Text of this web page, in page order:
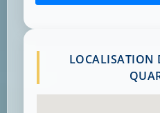
LOCALISATION